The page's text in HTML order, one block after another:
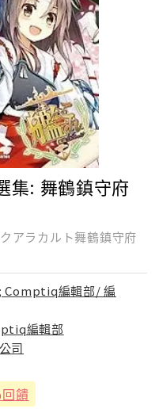
集: 舞鶴鎮守府
アラカルト舞鶴鎮守府
Comptiq編輯部/ 編
編輯部
司
饋